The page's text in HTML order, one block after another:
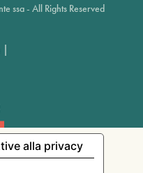
ssa - All Rights Reserved
|
alla privacy